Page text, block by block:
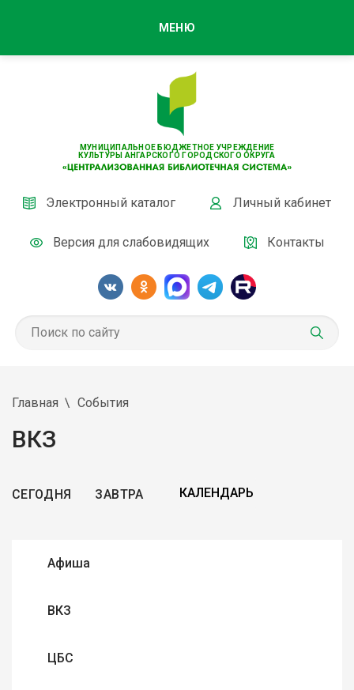
МУНИЦИПАЛЬНОЕ БЮДЖЕТНОЕ УЧРЕЖДЕНИЕ
КУЛЬТУРЫ АНГАРСКОГО ГОРОДСКОГО ОКРУГА
Электронный каталог Личный кабинет
Версия для слабовидящих Контакты
МЕНЮ
Главная События
ВКЗ
СЕГОДНЯ ЗАВТРА
Афиша
ВКЗ
ЦБС